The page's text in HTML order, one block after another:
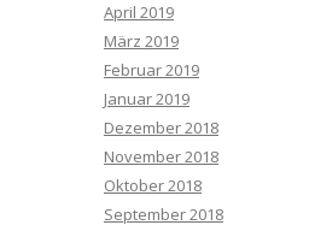
April 2019
März 2019
Februar 2019
Januar 2019
Dezember 2018
November 2018
Oktober 2018
September 2018